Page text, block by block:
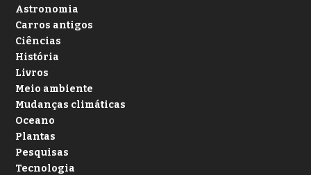
Astronomia
Carros antigos
Ciências
História
Livros
Meio ambiente
Mudanças climáticas
Oceano
Plantas
Pesquisas
Tecnologia